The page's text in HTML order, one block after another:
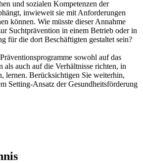
und sozialen Kompetenzen der
inwieweit sie mit Anforderungen
können. Wie müsste dieser Annahme
Suchtprävention in einem Betrieb oder in
für die dort Beschäftigten gestaltet sein?
sowohl auf das
als auch auf die Verhältnisse richten, in
lernen. Berücksichtigen Sie weiterhin,
Setting-Ansatz der Gesundheitsförderung